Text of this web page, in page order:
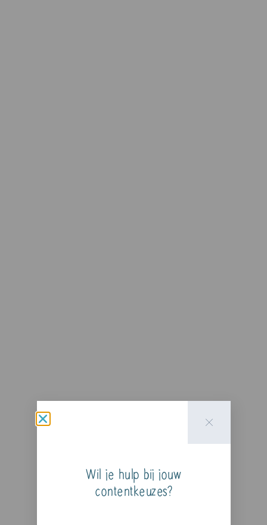
Wil je hulp bij jouw
contentkeuzes?